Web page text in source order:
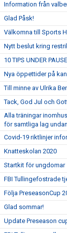
Information från
Glad Påsk!
Välkomna till Sports
Nytt beslut kring
10 TIPS UNDER
Nya öppettider på
Till minne av Ulrika
Tack, God Jul och
Alla träningar
för samtliga lag
Covid-19 riktlinjer
Knatteskolan 2020
Startkit för ungdomar
FBI Tullingefostrade
Följa PreseasonCup
Glad sommar!
Update Preseason